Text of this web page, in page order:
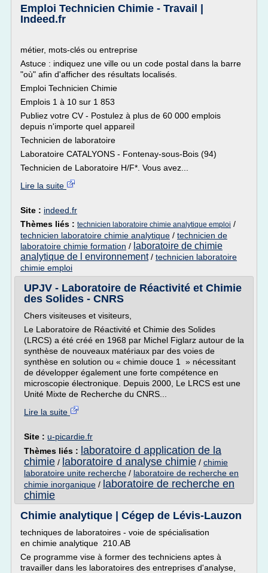
Emploi Technicien Chimie - Travail |
Indeed.fr
métier, mots-clés ou entreprise
Astuce : indiquez une ville ou un code postal dans la barre
"où" afin d'afficher des résultats localisés.
Emploi Technicien Chimie
Emplois 1 à 10 sur 1 853
Publiez votre CV - Postulez à plus de 60 000 emplois
depuis n'importe quel appareil
Technicien de laboratoire
Laboratoire CATALYONS - Fontenay-sous-Bois (94)
Technicien de Laboratoire H/F*. Vous avez...
Lire la suite
Site : indeed.fr
Thèmes liés : technicien laboratoire chimie analytique emploi /
technicien laboratoire chimie analytique / technicien de
laboratoire chimie formation / laboratoire de chimie
analytique de l environnement/ technicien laboratoire
chimie emploi
UPJV - Laboratoire de Réactivité et Chimie
des Solides - CNRS
Chers visiteuses et visiteurs,
Le Laboratoire de Réactivité et Chimie des Solides
(LRCS) a été créé en 1968 par Michel Figlarz autour de la
synthèse de nouveaux matériaux par des voies de
synthèse en solution ou « chimie douce 1 » nécessitant
de développer également une forte compétence en
microscopie électronique. Depuis 2000, Le LRCS est une
Unité Mixte de Recherche du CNRS...
Lire la suite
Site : u-picardie.fr
Thèmes liés : laboratoire d application de la
chimie / laboratoire d analyse chimie / chimie
laboratoire unite recherche / laboratoire de recherche en
chimie inorganique / laboratoire de recherche en
chimie
Chimie analytique | Cégep de Lévis-Lauzon
techniques de laboratoires - voie de spécialisation
en chimie analytique 210.AB
Ce programme vise à former des techniciens aptes à
travailler dans les laboratoires des entreprises d'analyse,